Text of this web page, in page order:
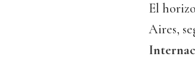
El
Aires,